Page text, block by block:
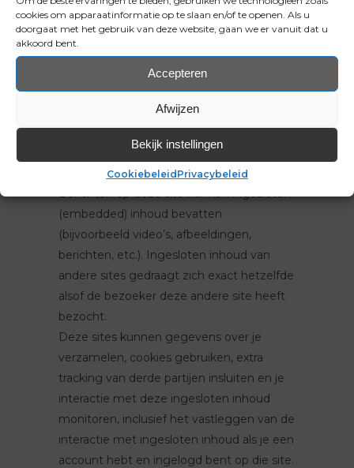
cookies om apparaatinformatie op te slaan en/of te openen. Als u
doorgaat met het gebruik van deze website, gaan we er vanuit dat u
akkoord bent.
Accepteren
Afwijzen
Bekijk instellingen
CookiebeleidPrivacybeleid
jaar. Als je “Herinner mij” selecteert, wordt
je login 2 weken bewaard. Zodra je uitlogt
van jouw account, worden login cookies
De optie om een account aan
te maken op deze website is echter niet
INGESLOTEN INHOUD VAN ANDERE
Berichten op deze site kunnen ingesloten
(embedded) inhoud bevatten
(bijvoorbeeld video’s, afbeeldingen,
berichten, etc.). Ingesloten inhoud van
andere sites gedraagt zich exact hetzelfde
alsof de bezoeker deze andere site heeft
bezocht.
Deze sites kunnen gegevens over je
verzamelen, cookies gebruiken, extra
tracking van derde partijen insluiten en je
interactie met deze ingesloten inhoud
monitoren, inclusief het vastleggen van de
interactie met ingesloten inhoud als je een
account hebt en ingelogd bent op die site.